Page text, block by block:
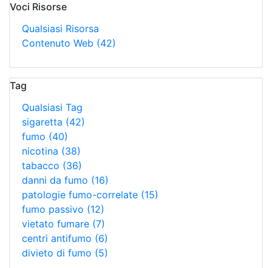
Voci Risorse
Qualsiasi Risorsa
Contenuto Web (42)
Tag
Qualsiasi Tag
sigaretta (42)
fumo (40)
nicotina (38)
tabacco (36)
danni da fumo (16)
patologie fumo-correlate (15)
fumo passivo (12)
vietato fumare (7)
centri antifumo (6)
divieto di fumo (5)